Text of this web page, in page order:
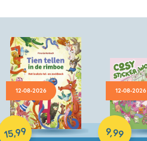
12-08-2026
15,99
Hardcover
12-08-2026
9,99
Paperback